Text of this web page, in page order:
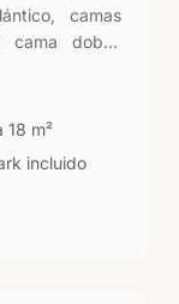
camas
doble.
cinco
juegan en el
elegir
18 m²
incluido